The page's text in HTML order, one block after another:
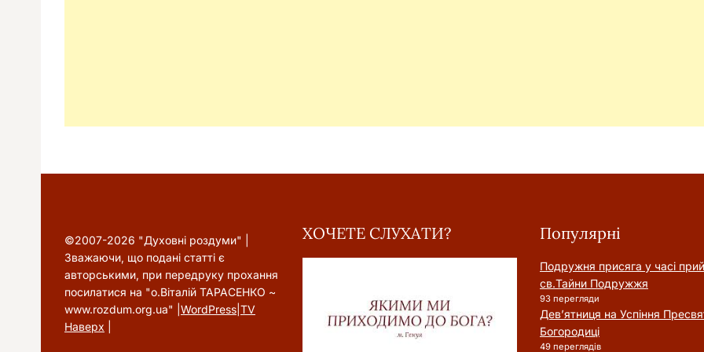
©2007-2026 "Духовні роздуми" |
Зважаючи, що подані статті є
авторськими, при передруку прохання
посилатися на "о.Віталій ТАРАСЕНКО ~
www.rozdum.org.ua" | WordPress TV
Наверх
ХОЧЕТЕ СЛУХАТИ? Популярні
Подружня присягa у часі
cв.Тайни Подружжя
93 перегляди
Дев’ятниця на Успіння
Богородиці
49 переглядів